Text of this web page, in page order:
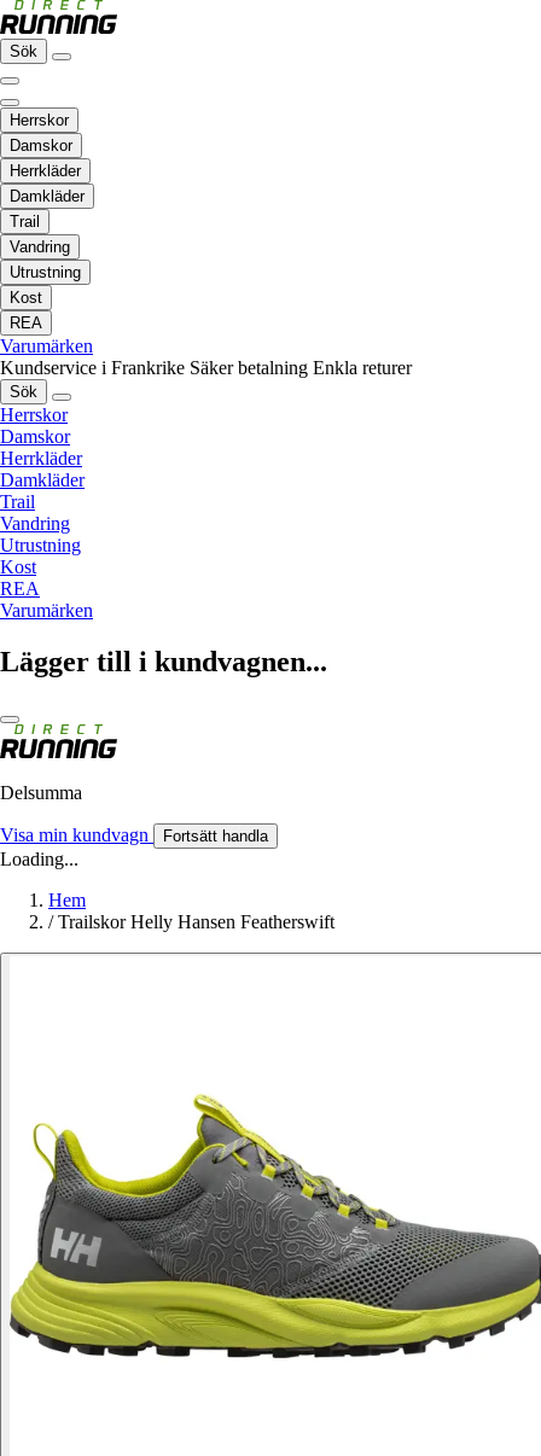
Sök
Herrskor
Damskor
Herrkläder
Damkläder
Trail
Vandring
Utrustning
Kost
REA
Varumärken
Kundservice i Frankrike Säker betalning Enkla returer
Sök
Herrskor
Damskor
Herrkläder
Damkläder
Trail
Vandring
Utrustning
Kost
REA
Varumärken
Lägger till i kundvagnen...
Delsumma
Visa min kundvagn Fortsätt handla
Loading...
Hem
/ Trailskor Helly Hansen Featherswift